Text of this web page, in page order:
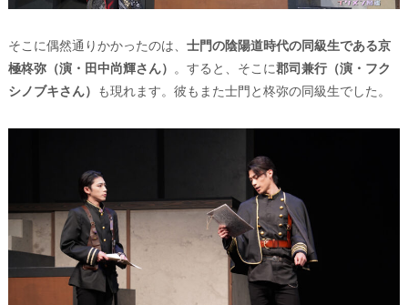
そこに偶然通りかかったのは、 ⼠⾨の陰陽道時代の同級生である京
極柊弥（演・田中尚輝さん）
。すると、そこに郡司兼行（演・フク
シノブキさん）
も現れます。彼もまた⼠⾨と柊弥の同級生でした。